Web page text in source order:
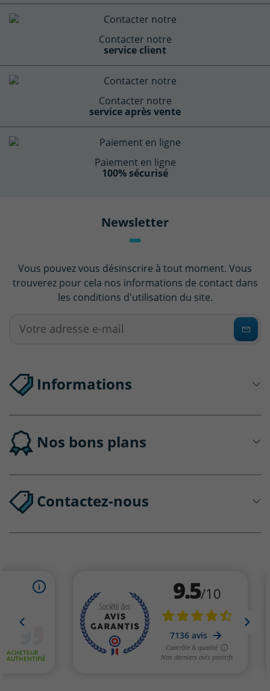
Contacter notre
service client
Contacter notre
service après vente
Paiement en ligne
100% sécurisé
Newsletter
Vous pouvez vous désinscrire à tout moment. Vous
trouverez pour cela nos informations de contact dans
les conditions d'utilisation du site.
Informations
Nos bons plans
Contactez-nous